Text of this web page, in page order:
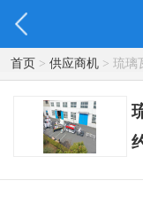
首页> 供应商机> 琉璃
曼机械